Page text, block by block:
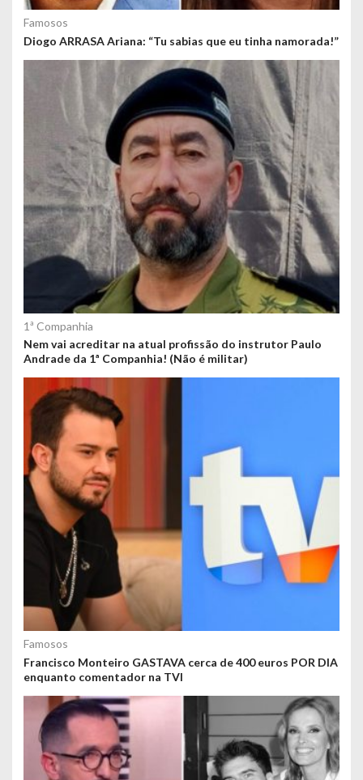
Famosos
Diogo ARRASA Ariana: “Tu sabias que eu tinha namorada!”
1ª Companhia
Nem vai acreditar na atual profissão do instrutor Paulo
Andrade da 1ª Companhia! (Não é militar)
Famosos
Francisco Monteiro GASTAVA cerca de 400 euros POR DIA
enquanto comentador na TVI